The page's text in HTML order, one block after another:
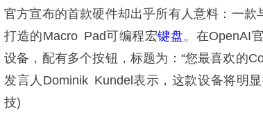
官方宣布的首款硬件却出乎所有人意料：一
打造的Macro Pad可编程宏键盘。在OpenAI
设备，配有多个按钮，标题为：“您最喜欢的
发言人Dominik Kundel表示，这款设备将明
技)